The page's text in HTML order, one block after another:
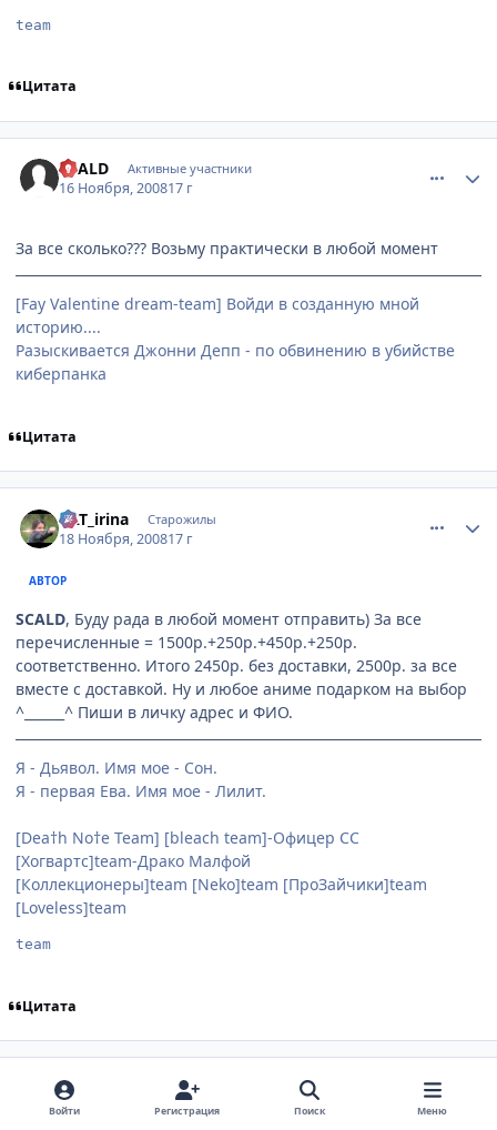
team
Цитата
SCALD Активные участники
16 Ноября, 200817 г
За все сколько??? Возьму практически в любой момент
[Fay Valentine dream-team] Войди в созданную мной
историю....
Разыскивается Джонни Депп - по обвинению в убийстве
киберпанка
Цитата
KAT_irina Старожилы
18 Ноября, 200817 г
АВТОР
SCALD, Буду рада в любой момент отправить) За все
перечисленные = 1500р.+250р.+450р.+250р.
соответственно. Итого 2450р. без доставки, 2500р. за все
вместе с доставкой. Ну и любое аниме подарком на выбор
^______^ Пиши в личку адрес и ФИО.
Я - Дьявол. Имя мое - Сон.
Я - первая Ева. Имя мое - Лилит.
[Dea†h No†e Team] [bleach team]-Офицер СС
[Хогвартс]team-Драко Малфой
[Коллекционеры]team [Neko]team [ПроЗайчики]team
[Loveless]team
team
Цитата
KAT_irina Старожилы
25 Ноября, 200817 г
Войти Регистрация Поиск Меню